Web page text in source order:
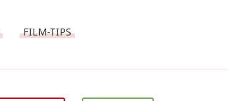
FILM-TIPS